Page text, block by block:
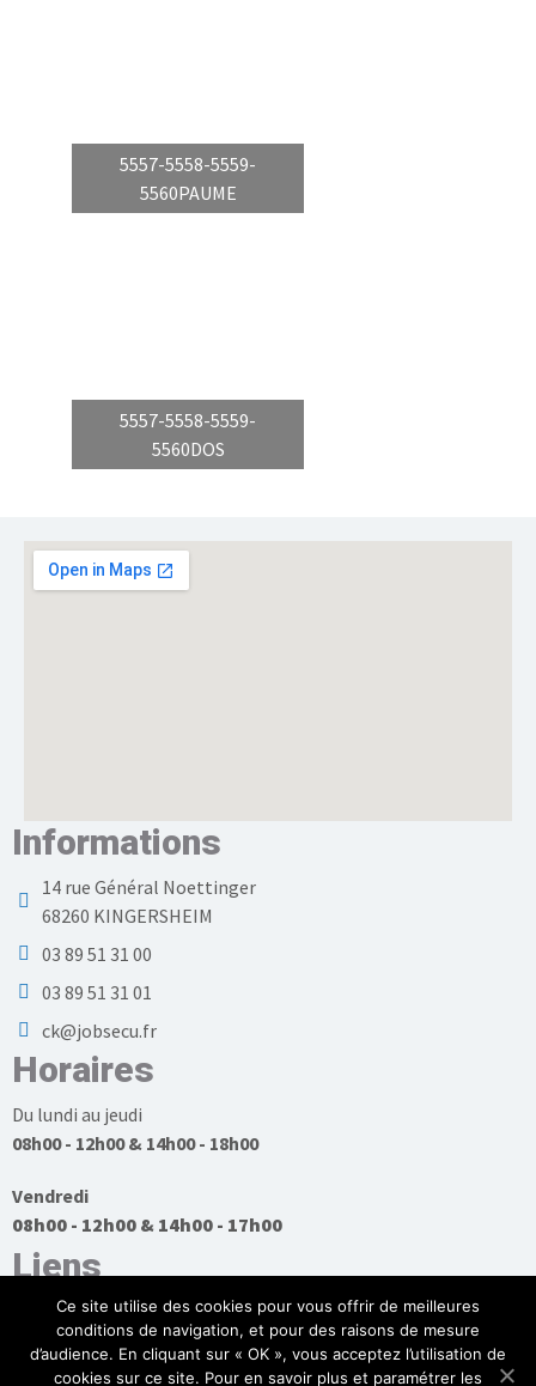
5557-5558-5559-
5560PAUME
5557-5558-5559-
5560DOS
Informations
14 rue Général Noettinger
68260 KINGERSHEIM
03 89 51 31 00
03 89 51 31 01
ck@jobsecu.fr
Horaires
Du lundi au jeudi
08h00 - 12h00 & 14h00 - 18h00
Vendredi
08h00 - 12h00 & 14h00 - 17h00
Liens
Ce site utilise des cookies pour vous offrir de meilleures
conditions de navigation, et pour des raisons de mesure
d’audience. En cliquant sur « OK », vous acceptez l’utilisation de
cookies sur ce site. Pour en savoir plus et paramétrer les